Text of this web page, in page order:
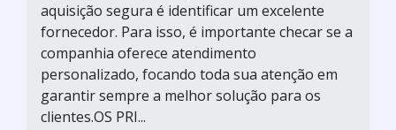
aquisição segura é identificar um excelente
fornecedor. Para isso, é importante checar se a
companhia oferece atendimento
personalizado, focando toda sua atenção em
garantir sempre a melhor solução para os
clientes.OS PRI...